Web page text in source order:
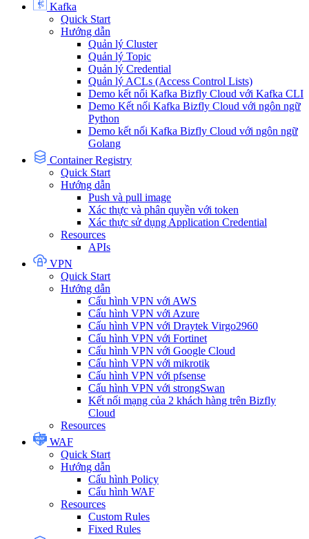
Kafka
Quick Start
Hướng dẫn
Quản lý Cluster
Quản lý Topic
Quản lý Credential
Quản lý ACLs (Access Control Lists)
Demo kết nối Kafka Bizfly Cloud với Kafka CLI
Demo Kết nối Kafka Bizfly Cloud với ngôn ngữ
Python
Demo kết nối Kafka Bizfly Cloud với ngôn ngữ
Golang
Container Registry
Quick Start
Hướng dẫn
Push và pull image
Xác thực và phân quyền với token
Xác thực sử dụng Application Credential
Resources
APIs
VPN
Quick Start
Hướng dẫn
Cấu hình VPN với AWS
Cấu hình VPN với Azure
Cấu hình VPN với Draytek Virgo2960
Cấu hình VPN với Fortinet
Cấu hình VPN với Google Cloud
Cấu hình VPN với mikrotik
Cấu hình VPN với pfsense
Cấu hình VPN với strongSwan
Kết nối mạng của 2 khách hàng trên Bizfly
Cloud
Resources
WAF
Quick Start
Hướng dẫn
Cấu hình Policy
Cấu hình WAF
Resources
Custom Rules
Fixed Rules